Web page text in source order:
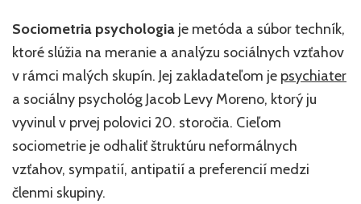
Sociometria psychologia je metóda a súbor techník,
ktoré slúžia na meranie a analýzu sociálnych vzťahov
v rámci malých skupín. Jej zakladateľom je psychiater
a sociálny psychológ Jacob Levy Moreno, ktorý ju
vyvinul v prvej polovici 20. storočia. Cieľom
sociometrie je odhaliť štruktúru neformálnych
vzťahov, sympatií, antipatií a preferencií medzi
členmi skupiny.